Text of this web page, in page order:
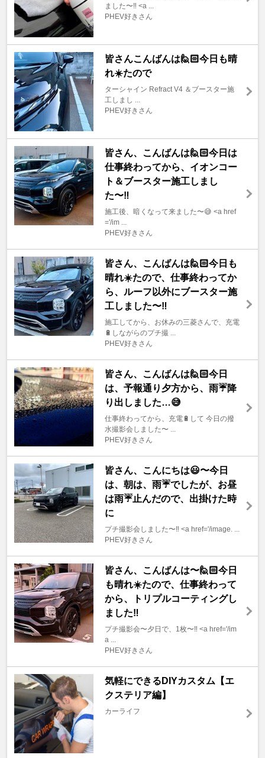
ました〜‼️ <a ...
PHEV好きさん
皆さんこんばんは🙋🏻今日も晴
れ☀️たので
ターシャイン Refract V4 ＆ブースター施
工しまし ...
PHEV好きさん
皆さん、こんばんは🙋🏻今日は
仕事終わってから、イオンコー
ト＆ブースター施工しまし
た〜‼️
施工後、暗くなって来ました〜😅 <a href
='/im ...
PHEV好きさん
皆さん、こんばんは🙋🏻今日も
晴れ☀️たので、仕事終わってか
ら、ルーフ以外にブースター施
工しました〜‼️
施工してから、お休みの三菱さんで、充電
🔋しながらのプチ撮 ...
PHEV好きさん
皆さん、こんばんは🙋🏻今日
は、予報通り夕方から、雨☔️降
り出しました…😅
仕事終わってから、充電🔋して 今日の撥
水撮影会しました〜 ...
PHEV好きさん
皆さん、こんにちは😃〜今日
は、朝は、雨☔️でしたが、お昼
は雨☔️止んだので、出掛けた時
に
プチ撮影会しました〜‼️ <a href='/image. ...
PHEV好きさん
皆さん、こんばんは〜🙋🏻今日
も晴れ☀️たので、仕事終わって
から、トリプルコーティングし
ました‼️
プチ撮影会〜夕日で、1枚〜‼️ <a href='/im
a ...
PHEV好きさん
気軽にできるDIYカスタム【エ
クステリア編】
カーライフ